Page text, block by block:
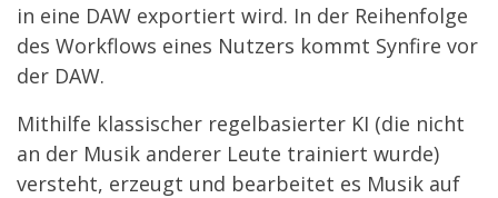
in eine DAW exportiert wird. In der Reihenfolge
des Workflows eines Nutzers kommt Synfire vor
der DAW.
Mithilfe klassischer regelbasierter KI (die nicht
an der Musik anderer Leute trainiert wurde)
versteht, erzeugt und bearbeitet es Musik auf